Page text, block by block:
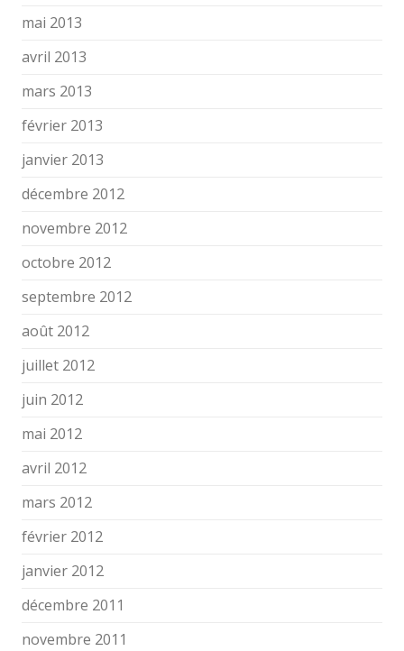
mai 2013
avril 2013
mars 2013
février 2013
janvier 2013
décembre 2012
novembre 2012
octobre 2012
septembre 2012
août 2012
juillet 2012
juin 2012
mai 2012
avril 2012
mars 2012
février 2012
janvier 2012
décembre 2011
novembre 2011